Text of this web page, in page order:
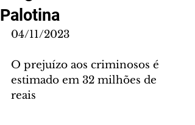
Palotina
04/11/2023
O prejuízo aos criminosos é
estimado em 32 milhões de
reais